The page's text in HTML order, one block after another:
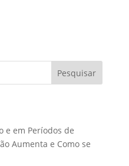
Pesquisar
e em Períodos de
Aumenta e Como se